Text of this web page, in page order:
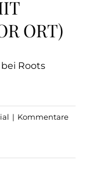
ORT)
Roots
| Kommentare